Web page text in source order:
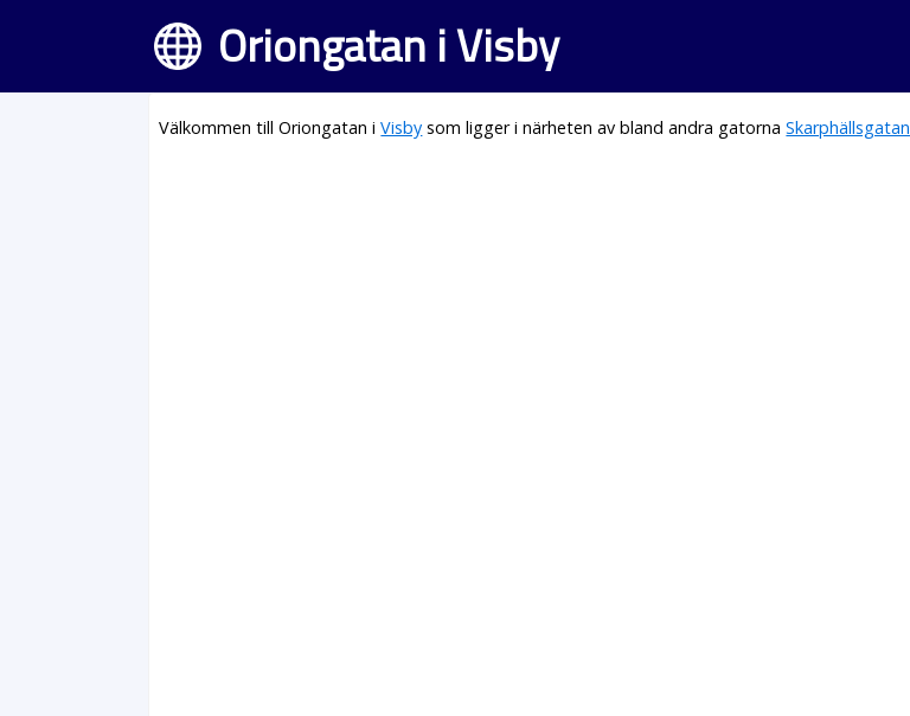
Oriongatan i Visby
Välkommen till Oriongatan iVisby som ligger i närheten av bland andra gatornaSkarphällsgatan